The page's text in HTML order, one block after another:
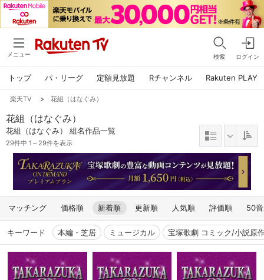
メニュー 検索 ログイン
トップ パ・リーグ 定額見放題 Rチャンネル Rakuten PLAY
楽天TV > 花組（はなぐみ）
花組（はなぐみ）
花組（はなぐみ） 組名作品一覧
29件中 1～29件を表示
マッチング 価格順 新着順 更新順 人気順 評価順 50
キーワード 本編・芝居 ミュージカル 宝塚歌劇 コミック/小説原